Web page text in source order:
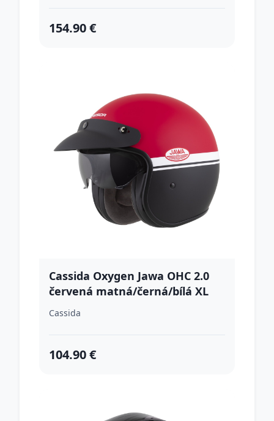
154.90 €
Cassida Oxygen Jawa OHC 2.0
červená matná/černá/bílá XL
(61-62)
Cassida
104.90 €